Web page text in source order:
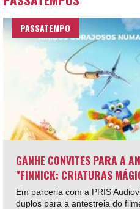
PASSATEMPO
GANHE CONVITES PARA A
"FINNICK: CRIATURAS
Em parceria com a PRIS
duplos para a antestreia do